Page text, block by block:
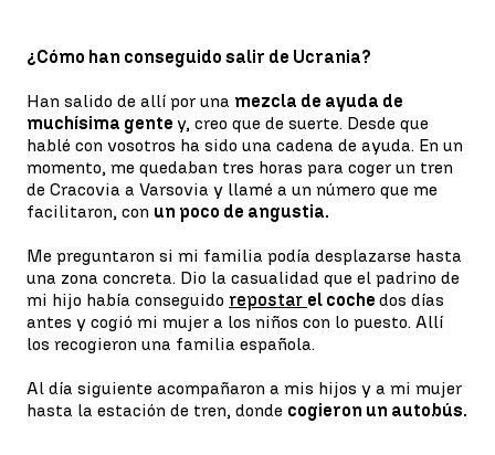
¿Cómo han conseguido salir de Ucrania?
Han salido de allí por una mezcla de ayuda de
muchísima gente y, creo que de suerte. Desde que
hablé con vosotros ha sido una cadena de ayuda. En un
momento, me quedaban tres horas para coger un tren
de Cracovia a Varsovia y llamé a un número que me
facilitaron, con un poco de angustia.
Me preguntaron si mi familia podía desplazarse hasta
una zona concreta. Dio la casualidad que el padrino de
mi hijo había conseguido repostar el coche dos días
antes y cogió mi mujer a los niños con lo puesto. Allí
los recogieron una familia española.
Al día siguiente acompañaron a mis hijos y a mi mujer
hasta la estación de tren, donde cogieron un autobús.